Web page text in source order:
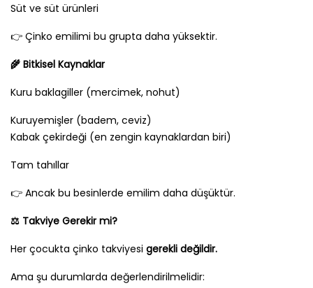
Süt ve süt ürünleri
👉 Çinko emilimi bu grupta daha yüksektir.
🌾 Bitkisel Kaynaklar
Kuru baklagiller (mercimek, nohut)
Kuruyemişler (badem, ceviz)
Kabak çekirdeği (en zengin kaynaklardan biri)
Tam tahıllar
👉 Ancak bu besinlerde emilim daha düşüktür.
⚖️ Takviye Gerekir mi?
Her çocukta çinko takviyesi gerekli değildir.
Ama şu durumlarda değerlendirilmelidir: